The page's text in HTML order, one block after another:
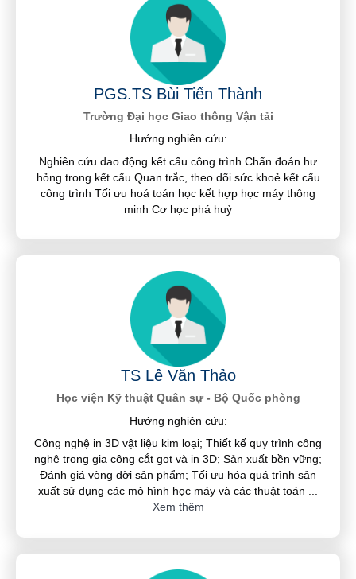
PGS.TS Bùi Tiến Thành
Trường Đại học Giao thông Vận tải
Hướng nghiên cứu:
Nghiên cứu dao động kết cấu công trình Chẩn đoán hư
hỏng trong kết cấu Quan trắc, theo dõi sức khoẻ kết cấu
công trình Tối ưu hoá toán học kết hợp học máy thông
minh Cơ học phá huỷ
TS Lê Văn Thảo
Học viện Kỹ thuật Quân sự - Bộ Quốc phòng
Hướng nghiên cứu:
Công nghệ in 3D vật liệu kim loại; Thiết kế quy trình công
nghệ trong gia công cắt gọt và in 3D; Sản xuất bền vững;
Đánh giá vòng đời sản phẩm; Tối ưu hóa quá trình sản
xuất sử dụng các mô hình học máy và các thuật toán
Xem thêm